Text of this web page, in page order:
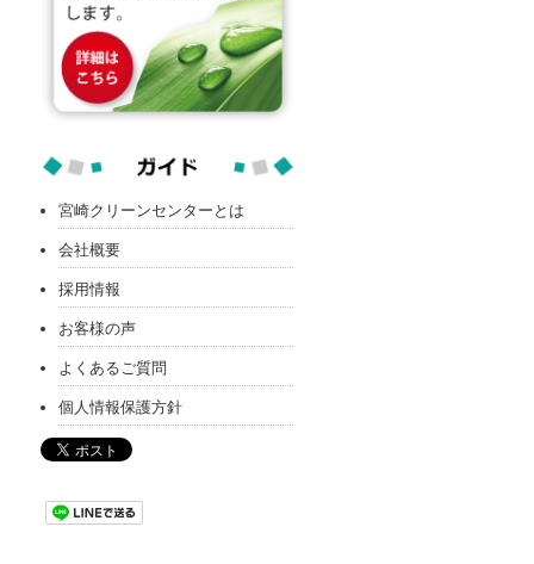
宮崎クリーンセンターとは
会社概要
採用情報
お客様の声
よくあるご質問
個人情報保護方針